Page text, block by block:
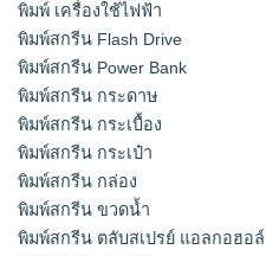
พิมพ์ เครื่องใช้ไฟฟ้า
พิมพ์สกรีน Flash Drive
พิมพ์สกรีน Power Bank
พิมพ์สกรีน กระดาษ
พิมพ์สกรีน กระเบื้อง
พิมพ์สกรีน กระเป๋า
พิมพ์สกรีน กล่อง
พิมพ์สกรีน ขวดน้ำ
พิมพ์สกรีน ตลับสเปรย์ แอลกอฮอล์